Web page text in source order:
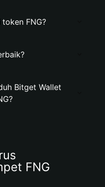
FNG?
Bitget Wallet
FNG